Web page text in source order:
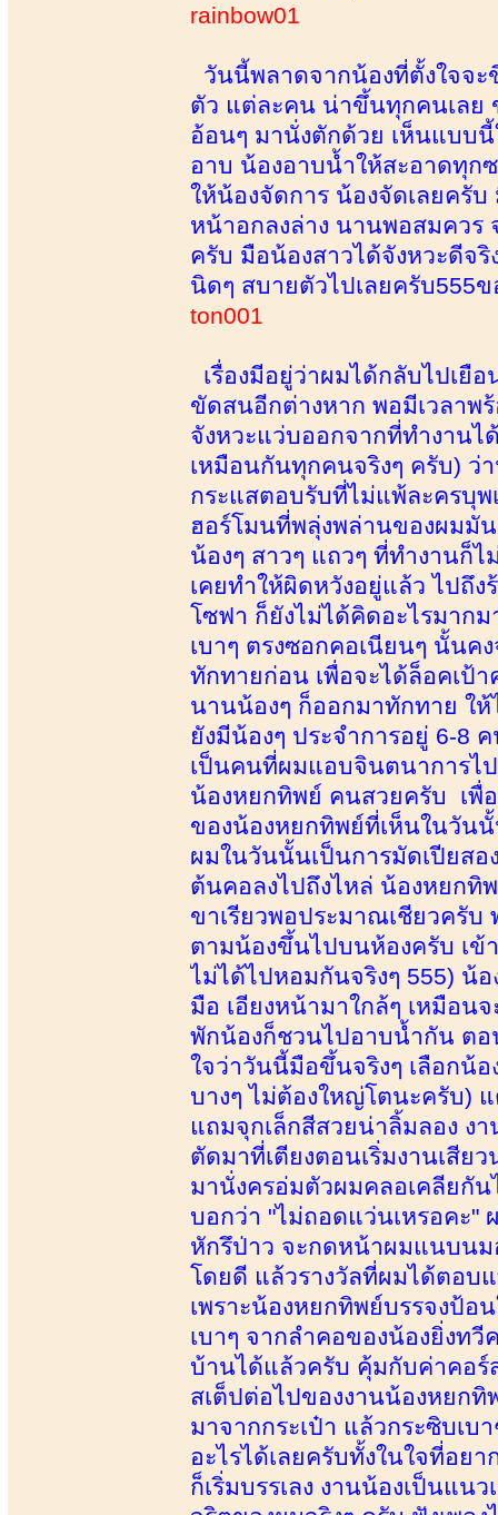
rainbow01
วันนี้พลาดจากน้องที่ตั้งใจจะ
ตัว แต่ละคน น่าขึ้นทุกคนเลย
อ้อนๆ มานั่งตักด้วย เห็นแบบ
อาบ น้องอาบน้ำให้สะอาดทุก
ให้น้องจัดการ น้องจัดเลยครั
หน้าอกลงล่าง นานพอสมควร
ครับ มือน้องสาวได้จังหวะดีจ
นิดๆ สบายตัวไปเลยครับ555
ton001
เรื่องมีอยู่ว่าผมได้กลับไปเยื
ขัดสนอีกต่างหาก พอมีเวลาพ
จังหวะแว่บออกจากที่ทำงาน
เหมือนกันทุกคนจริงๆ ครับ) ว่
กระแสตอบรับที่ไม่แพ้ละครบุพ
ฮอร์โมนที่พลุ่งพล่านของผมมั
น้องๆ สาวๆ แถวๆ ที่ทำงานก็ไ
เคยทำให้ผิดหวังอยู่แล้ว ไปถึ
โซฟา ก็ยังไม่ได้คิดอะไรมาก
เบาๆ ตรงซอกคอเนียนๆ นั้นค
ทักทายก่อน เพื่อจะได้ล็อคเป้
นานน้องๆ ก็ออกมาทักทาย ใ
ยังมีน้องๆ ประจำการอยู่ 6-8
เป็นคนที่ผมแอบจินตนาการไ
น้องหยกทิพย์ คนสวยครับ เพื่
ของน้องหยกทิพย์ที่เห็นในวัน
ผมในวันนั้นเป็นการมัดเปียสอ
ต้นคอลงไปถึงไหล่ น้องหยกทิ
ขาเรียวพอประมาณเชียวครับ
ตามน้องขึ้นไปบนห้องครับ เ
ไม่ได้ไปหอมกันจริงๆ 555) น้
มือ เอียงหน้ามาใกล้ๆ เหมือ
พักน้องก็ชวนไปอาบน้ำกัน ตอ
ใจว่าวันนี้มือขึ้นจริงๆ เลือกน้อ
บางๆ ไม่ต้องใหญ่โตนะครับ)
แถมจุกเล็กสีสวยน่าลิ้มลอง ง
ตัดมาที่เตียงตอนเริ่มงานเสีย
มานั่งครอ่มตัวผมคลอเคลียกั
บอกว่า "ไม่ถอดแว่นเหรอคะ"
หักรึป่าว จะกดหน้าผมแนบนม
โดยดี แล้วรางวัลที่ผมได้ตอบ
เพราะน้องหยกทิพย์บรรจงป้อ
เบาๆ จากลำคอของน้องยิ่งท
บ้านได้แล้วครับ คุ้มกับค่าคอ
สเต็ปต่อไปของงานน้องหยกทิ
มาจากกระเป๋า แล้วกระซิบเ
อะไรได้เลยครับทั้งในใจที่อย
ก็เริ่มบรรเลง งานน้องเป็นแน